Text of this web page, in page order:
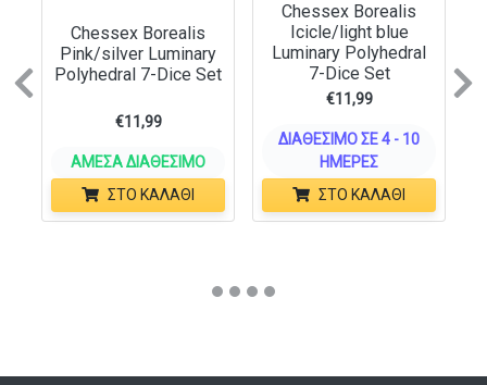
Chessex Borealis
Pink/silver Luminary
Polyhedral 7-Dice Set
€11,99
ΆΜΕΣΑ ΔΙΑΘΈΣΙΜΟ
ΣΤΟ ΚΑΛΆΘΙ
Chessex Borealis
Icicle/light blue
Luminary Polyhedral
7-Dice Set
€11,99
ΔΙΑΘΈΣΙΜΟ ΣΕ 4 - 10
ΗΜΈΡΕΣ
ΣΤΟ ΚΑΛΆΘΙ
Previous